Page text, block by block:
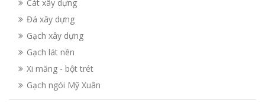
Cát xây dựng
Đá xây dựng
Gạch xây dựng
Gạch lát nền
Xi măng - bột trét
Gạch ngói Mỹ Xuân